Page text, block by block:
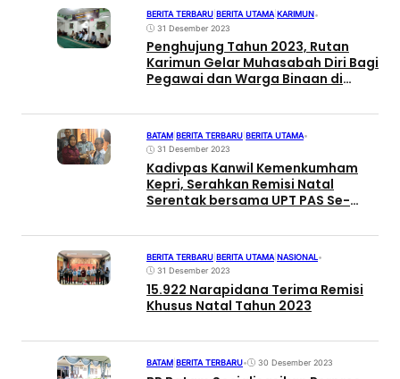
BERITA TERBARU BERITA UTAMA KARIMUN•
31 Desember 2023
Penghujung Tahun 2023, Rutan
Karimun Gelar Muhasabah Diri Bagi
Pegawai dan Warga Binaan di
BATAM BERITA TERBARU BERITA UTAMA•
31 Desember 2023
Kadivpas Kanwil Kemenkumham
Kepri, Serahkan Remisi Natal
Serentak bersama UPT PAS Se-
BERITA TERBARU BERITA UTAMA NASIONAL•
31 Desember 2023
15.922 Narapidana Terima Remisi
Khusus Natal Tahun 2023
BATAM BERITA TERBARU• 30 Desember 2023